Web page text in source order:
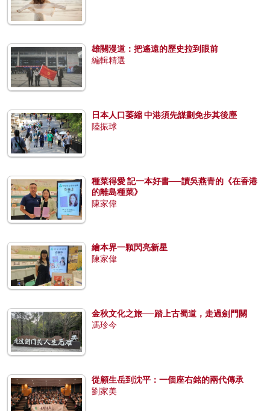
雄關漫道：把遙遠的歷史拉到眼前
編輯精選
日本人口萎縮 中港須先謀劃免步其後塵
陸振球
種菜得愛 記一本好書──讀吳燕青的《在香港
的離島種菜》
陳家偉
繪本界一顆閃亮新星
陳家偉
金秋文化之旅──踏上古蜀道，走過劍門關
馮珍今
從顧生岳到沈平：一個座右銘的兩代傳承
劉家美